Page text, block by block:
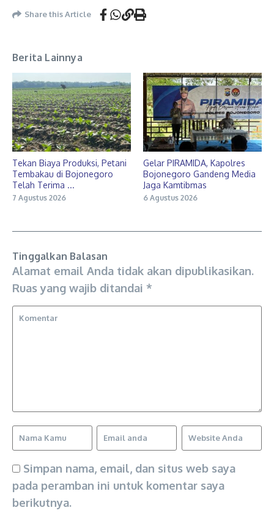
Share this Article
Berita Lainnya
Tekan Biaya Produksi, Petani
Tembakau di Bojonegoro
Telah Terima ...
7 Agustus 2026
Gelar PIRAMIDA, Kapolres
Bojonegoro Gandeng Media
Jaga Kamtibmas
6 Agustus 2026
Tinggalkan Balasan
Alamat email Anda tidak akan dipublikasikan.
Ruas yang wajib ditandai *
Simpan nama, email, dan situs web saya
pada peramban ini untuk komentar saya
berikutnya.